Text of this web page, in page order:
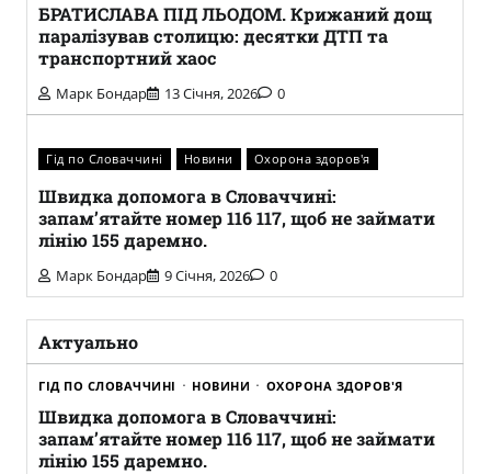
Актуально
ГІД ПО СЛОВАЧЧИНІ НОВИНИ ОХОРОНА ЗДОРОВ'Я
Швидка допомога в Словаччині:
запам’ятайте номер 116 117, щоб не займати
лінію 155 даремно.
БРАТИСЛАВА ПІД ЛЬОДОМ. Крижаний дощ
паралізував столицю: десятки ДТП та
транспортний хаос
Марк Бондар 13 Січня, 2026 0
Гід по Словаччині Новини Охорона здоров'я
Швидка допомога в Словаччині:
запам’ятайте номер 116 117, щоб не займати
лінію 155 даремно.
Марк Бондар 9 Січня, 2026 0